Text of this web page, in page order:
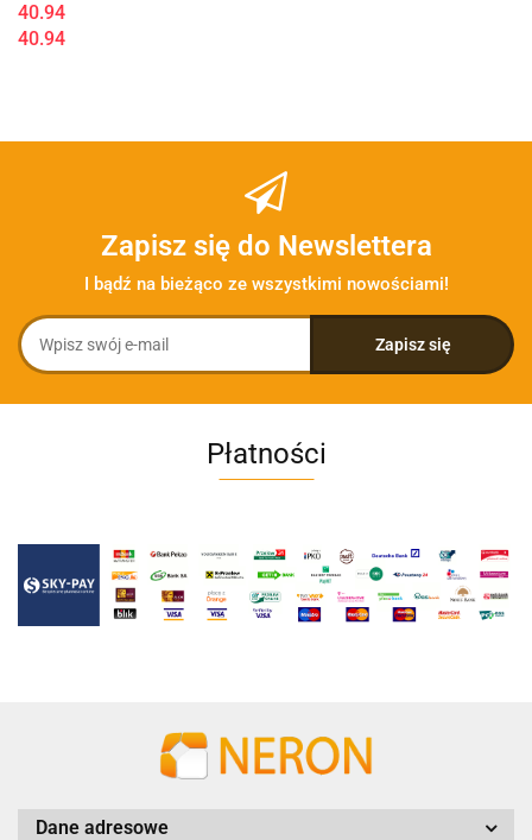
40.94
40.94
Zapisz się do Newslettera
I bądź na bieżąco ze wszystkimi nowościami!
Płatności
Dane adresowe